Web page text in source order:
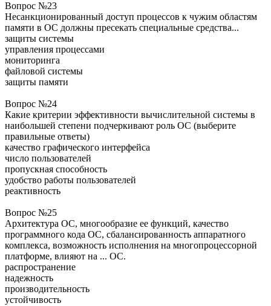
Вопрос №23
Несанкционированный доступ процессов к чужим областям
памяти в ОС должны пресекать специальные средства...
защиты системы
управления процессами
мониторинга
файловой системы
защиты памяти
Вопрос №24
Какие критерии эффективности вычислительной системы в
наибольшей степени подчеркивают роль ОС (выберите
правильные ответы)
качество графического интерфейса
число пользователей
пропускная способность
удобство работы пользователей
реактивность
Вопрос №25
Архитектура ОС, многообразие ее функций, качество
программного кода ОС, сбалансированность аппаратного
комплекса, возможность исполнения на многопроцессорной
платформе, влияют на ... ОС.
распространение
надежность
производительность
устойчивость